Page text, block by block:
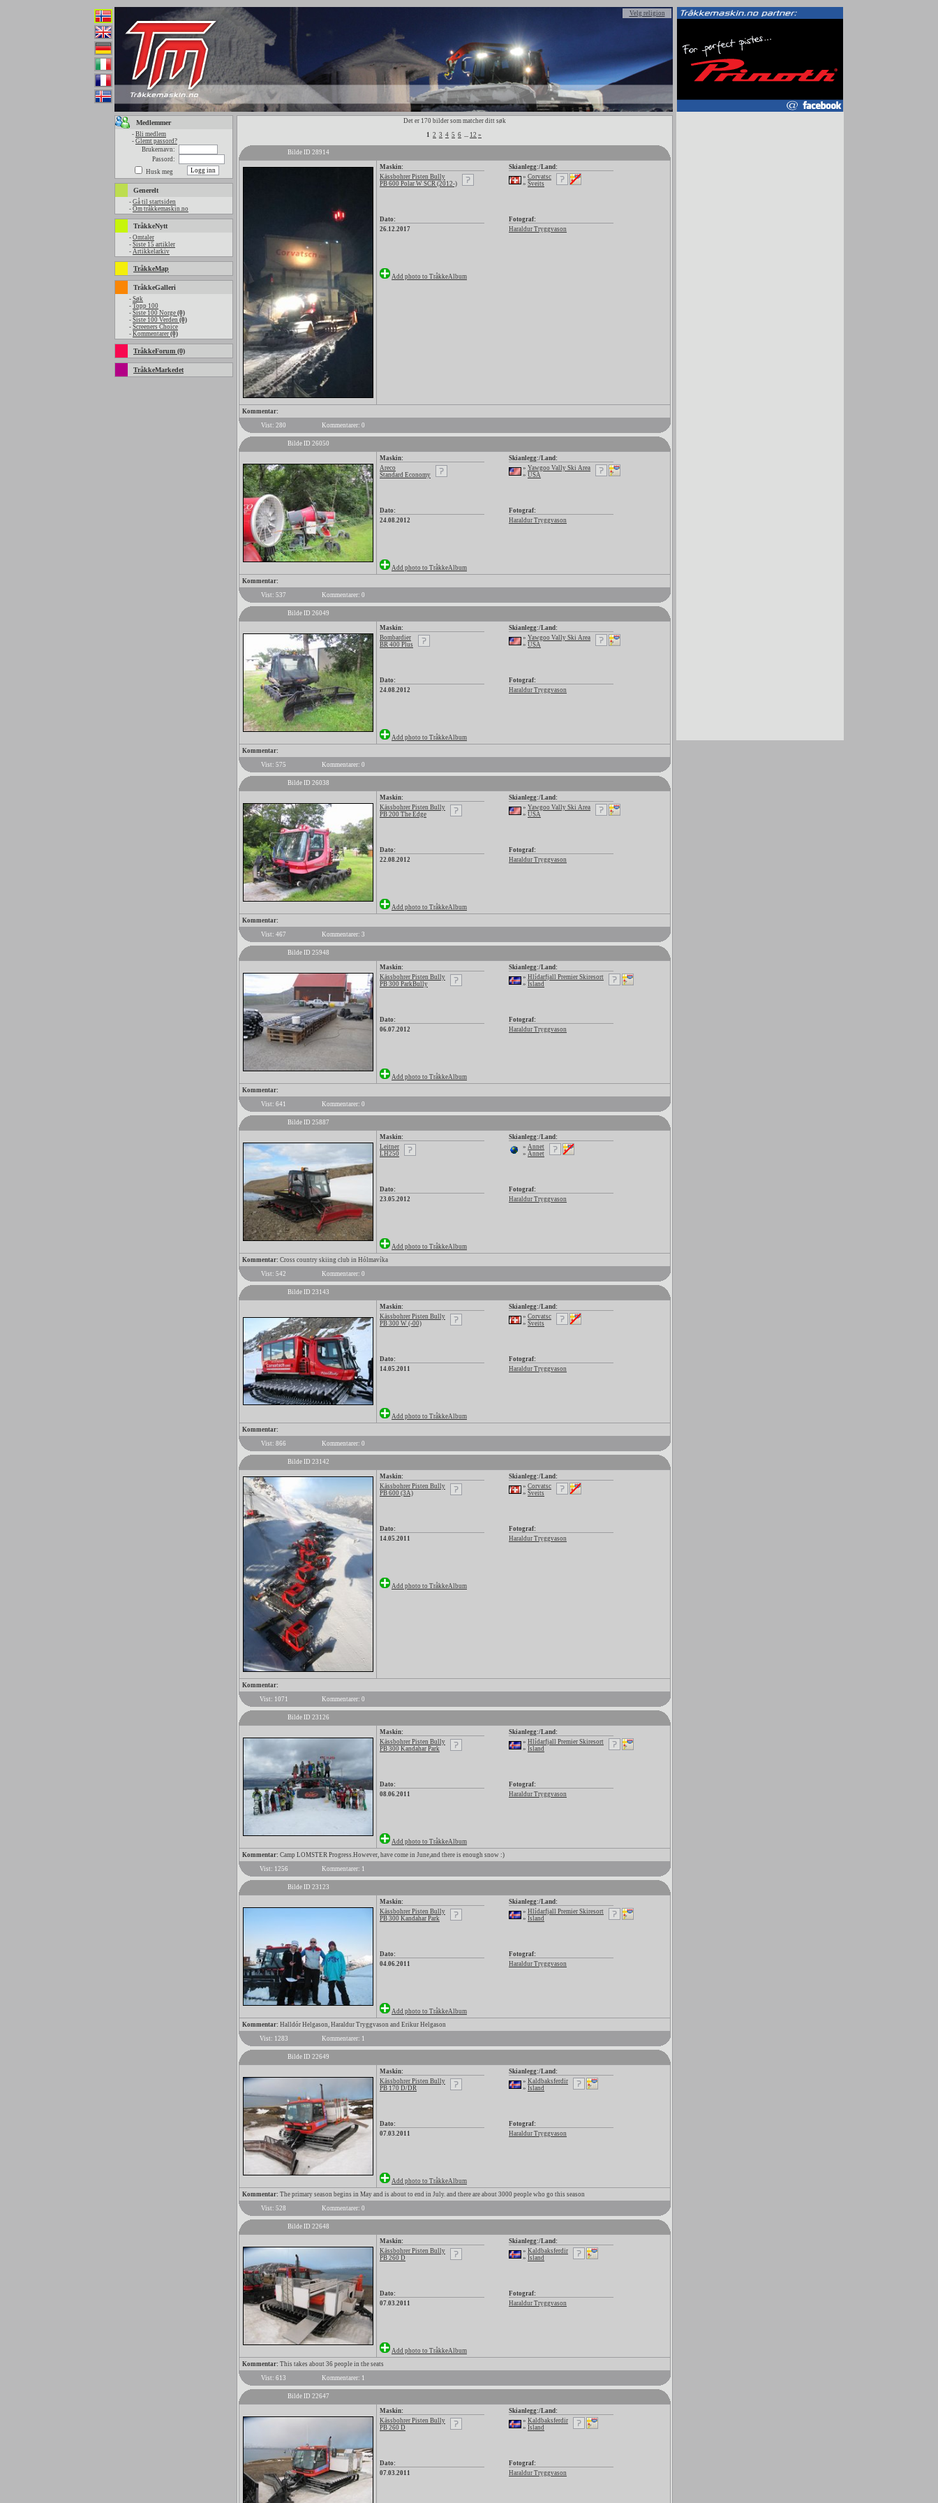
Velg religion
Medlemmer
- Bli medlem
- Glemt passord?
Brukernavn:
Passord:
Husk meg
Generelt
- Gå til startsiden
- Om tråkkemaskin.no
TråkkeNytt
- Omtaler
- Siste 15 artikler
- Artikkelarkiv
TråkkeMap
TråkkeGalleri
- Søk
- Topp 100
- Siste 100 Norge (0)
- Siste 100 Verden (0)
- Screeners Choice
- Kommentarer (0)
TråkkeForum (0)
TråkkeMarkedet
Det er 170 bilder som matcher ditt søk
1 2 3 4 5 6 ... 12 »
Bilde ID 28914
Maskin:
Kässbohrer Pisten Bully
PB 600 Polar W SCR (2012-)
Skianlegg:/Land:
» Corvatsc
» Sveits
Dato:
26.12.2017
Fotograf:
Haraldur Tryggvason
Add photo to TråkkeAlbum
Kommentar:
Vist: 280
Kommentarer: 0
Bilde ID 26050
Maskin:
Areco
Standard Economy
Skianlegg:/Land:
» Yawgoo Vally Ski Area
» USA
Dato:
24.08.2012
Fotograf:
Haraldur Tryggvason
Add photo to TråkkeAlbum
Kommentar:
Vist: 537
Kommentarer: 0
Bilde ID 26049
Maskin:
Bombardier
BR 400 Plus
Skianlegg:/Land:
» Yawgoo Vally Ski Area
» USA
Dato:
24.08.2012
Fotograf:
Haraldur Tryggvason
Add photo to TråkkeAlbum
Kommentar:
Vist: 575
Kommentarer: 0
Bilde ID 26038
Maskin:
Kässbohrer Pisten Bully
PB 200 The Edge
Skianlegg:/Land:
» Yawgoo Vally Ski Area
» USA
Dato:
22.08.2012
Fotograf:
Haraldur Tryggvason
Add photo to TråkkeAlbum
Kommentar:
Vist: 467
Kommentarer: 3
Bilde ID 25948
Maskin:
Kässbohrer Pisten Bully
PB 300 ParkBully
Skianlegg:/Land:
» Hlídarfjall Premier Skiresort
» Island
Dato:
06.07.2012
Fotograf:
Haraldur Tryggvason
Add photo to TråkkeAlbum
Kommentar:
Vist: 641
Kommentarer: 0
Bilde ID 25887
Maskin:
Leitner
LH250
Skianlegg:/Land:
» Annet
» Annet
Dato:
23.05.2012
Fotograf:
Haraldur Tryggvason
Add photo to TråkkeAlbum
Kommentar: Cross country skiing club in Hólmavíka
Vist: 542
Kommentarer: 0
Bilde ID 23143
Maskin:
Kässbohrer Pisten Bully
PB 300 W (-00)
Skianlegg:/Land:
» Corvatsc
» Sveits
Dato:
14.05.2011
Fotograf:
Haraldur Tryggvason
Add photo to TråkkeAlbum
Kommentar:
Vist: 866
Kommentarer: 0
Bilde ID 23142
Maskin:
Kässbohrer Pisten Bully
PB 600 (3A)
Skianlegg:/Land:
» Corvatsc
» Sveits
Dato:
14.05.2011
Fotograf:
Haraldur Tryggvason
Add photo to TråkkeAlbum
Kommentar:
Vist: 1071
Kommentarer: 0
Bilde ID 23126
Maskin:
Kässbohrer Pisten Bully
PB 300 Kandahar Park
Skianlegg:/Land:
» Hlídarfjall Premier Skiresort
» Island
Dato:
08.06.2011
Fotograf:
Haraldur Tryggvason
Add photo to TråkkeAlbum
Kommentar: Camp LOMSTER Progress.However, have come in June,and there is enough snow :)
Vist: 1256
Kommentarer: 1
Bilde ID 23123
Maskin:
Kässbohrer Pisten Bully
PB 300 Kandahar Park
Skianlegg:/Land:
» Hlídarfjall Premier Skiresort
» Island
Dato:
04.06.2011
Fotograf:
Haraldur Tryggvason
Add photo to TråkkeAlbum
Kommentar: Halldór Helgason, Haraldur Tryggvason and Erikur Helgason
Vist: 1283
Kommentarer: 1
Bilde ID 22649
Maskin:
Kässbohrer Pisten Bully
PB 170 D/DR
Skianlegg:/Land:
» Kaldbaksferdir
» Island
Dato:
07.03.2011
Fotograf:
Haraldur Tryggvason
Add photo to TråkkeAlbum
Kommentar: The primary season begins in May and is about to end in July. and there are about 3000 people who go this season
Vist: 528
Kommentarer: 0
Bilde ID 22648
Maskin:
Kässbohrer Pisten Bully
PB 260 D
Skianlegg:/Land:
» Kaldbaksferdir
» Island
Dato:
07.03.2011
Fotograf:
Haraldur Tryggvason
Add photo to TråkkeAlbum
Kommentar: This takes about 36 people in the seats
Vist: 613
Kommentarer: 1
Bilde ID 22647
Maskin:
Kässbohrer Pisten Bully
PB 260 D
Skianlegg:/Land:
» Kaldbaksferdir
» Island
Dato:
07.03.2011
Fotograf:
Haraldur Tryggvason